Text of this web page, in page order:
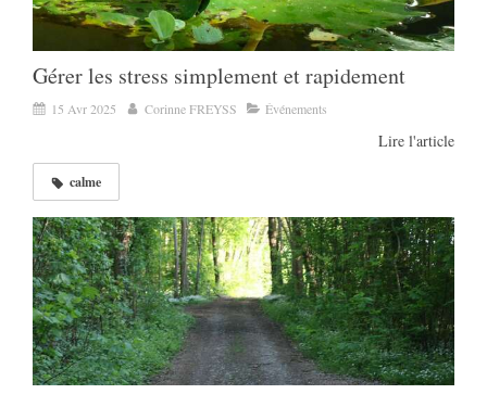
Gérer les stress simplement et rapidement
15 Avr 2025 Corinne FREYSS Événements
Lire l'article
calme